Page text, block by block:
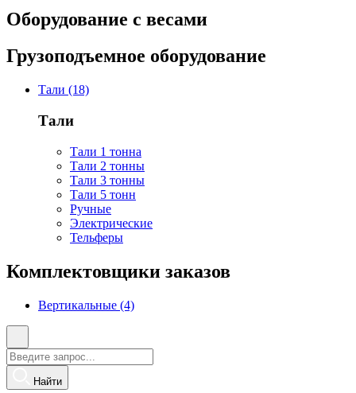
Оборудование с весами
Грузоподъемное оборудование
Тали (18)
Тали
Тали 1 тонна
Тали 2 тонны
Тали 3 тонны
Тали 5 тонн
Ручные
Электрические
Тельферы
Комплектовщики заказов
Вертикальные (4)
Найти